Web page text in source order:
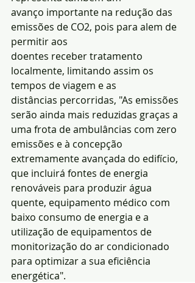
avanço importante na redução das
emissões de CO2, pois para alem de
permitir aos
doentes receber tratamento
localmente, limitando assim os
tempos de viagem e as
distâncias percorridas, "As emissões
serão ainda mais reduzidas graças a
uma frota de ambulâncias com zero
emissões e à concepção
extremamente avançada do edifício,
que incluirá fontes de energia
renováveis para produzir água
quente, equipamento médico com
baixo consumo de energia e a
utilização de equipamentos de
monitorização do ar condicionado
para optimizar a sua eficiência
energética".